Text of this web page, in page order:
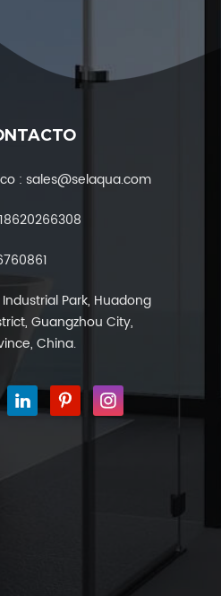
:sales@selaqua.com
Park, Huadong
Guangzhou City,
China.